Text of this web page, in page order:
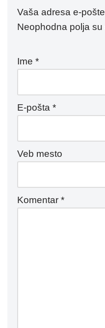
Vaša adresa e-
Neophodna polja
Ime *
E-pošta *
Veb mesto
Komentar *